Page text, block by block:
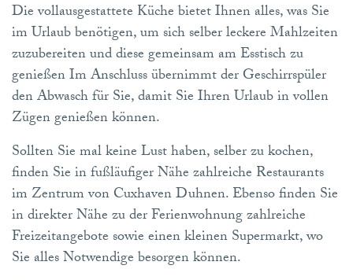
Die vollausgestattete Küche bietet Ihnen alles, was Sie
im Urlaub benötigen, um sich selber leckere Mahlzeiten
zuzubereiten und diese gemeinsam am Esstisch zu
genießen Im Anschluss übernimmt der Geschirrspüler
den Abwasch für Sie, damit Sie Ihren Urlaub in vollen
Zügen genießen können.
Sollten Sie mal keine Lust haben, selber zu kochen,
finden Sie in fußläufiger Nähe zahlreiche Restaurants
im Zentrum von Cuxhaven Duhnen. Ebenso finden Sie
in direkter Nähe zu der Ferienwohnung zahlreiche
Freizeitangebote sowie einen kleinen Supermarkt, wo
Sie alles Notwendige besorgen können.